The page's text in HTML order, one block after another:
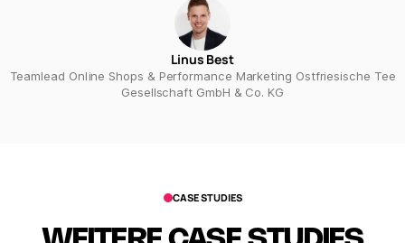
Linus Best
Teamlead Online Shops & Performance Marketing Ostfriesische Tee
Gesellschaft GmbH & Co. KG
CASE STUDIES